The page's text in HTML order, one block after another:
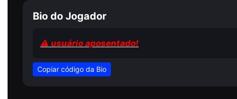
Bio do Jogador
⚠ usuário aposentado!
Copiar código da Bio